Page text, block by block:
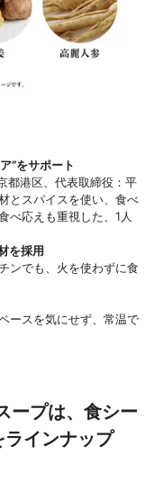
”をサポート
都港区、代表取締役：平
とスパイスを使い、食べ
べ応えも重視した、1人
を採用
ンでも、火を使わずに食
ースを気にせず、常温で
ープは、食シー
インナップ